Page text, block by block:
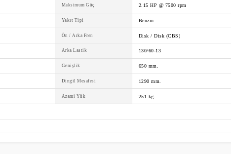
Maksimum Güç 2.15 HP @ 7500 rpm
Yakıt Tipi Benzin
Ön / Arka Fren Disk / Disk (CBS)
Arka Lastik 130/60-13
Genişlik 650 mm.
Dingil Mesafesi 1290 mm.
Azami Yük 251 kg.